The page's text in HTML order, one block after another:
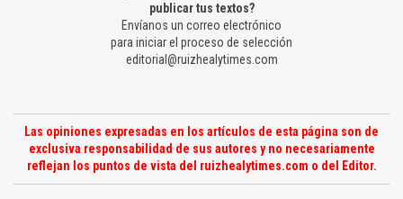
publicar tus textos?
Envíanos un correo electrónico
para iniciar el proceso de selección
editorial@ruizhealytimes.com
Las opiniones expresadas en los artículos de esta página son de
exclusiva responsabilidad de sus autores y no necesariamente
reflejan los puntos de vista del ruizhealytimes.com o del Editor.